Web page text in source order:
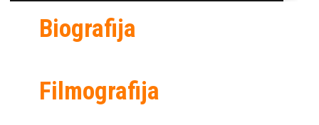
Biografija
Filmografija